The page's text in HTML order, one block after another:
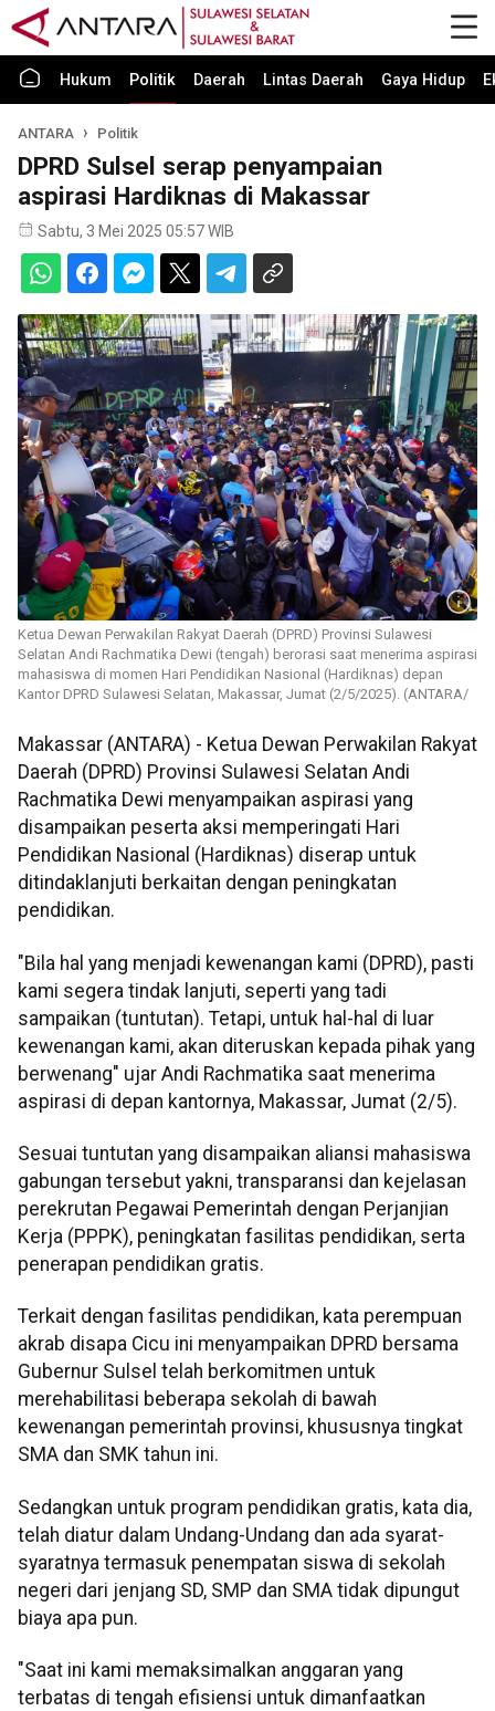
Hukum Politik Daerah Lintas Daerah Gaya Hidup
ANTARA Politik
DPRD Sulsel serap penyampaian
aspirasi Hardiknas di Makassar
Sabtu, 3 Mei 2025 05:57 WIB
Ketua Dewan Perwakilan Rakyat Daerah (DPRD) Provinsi Sulawesi
Selatan Andi Rachmatika Dewi (tengah) berorasi saat menerima aspirasi
mahasiswa di momen Hari Pendidikan Nasional (Hardiknas) depan
Kantor DPRD Sulawesi Selatan, Makassar, Jumat (2/5/2025). (ANTARA/
Makassar (ANTARA) - Ketua Dewan Perwakilan Rakyat
Daerah (DPRD) Provinsi Sulawesi Selatan Andi
Rachmatika Dewi menyampaikan aspirasi yang
disampaikan peserta aksi memperingati Hari
Pendidikan Nasional (Hardiknas) diserap untuk
ditindaklanjuti berkaitan dengan peningkatan
pendidikan.
"Bila hal yang menjadi kewenangan kami (DPRD), pasti
kami segera tindak lanjuti, seperti yang tadi
sampaikan (tuntutan). Tetapi, untuk hal-hal di luar
kewenangan kami, akan diteruskan kepada pihak yang
berwenang" ujar Andi Rachmatika saat menerima
aspirasi di depan kantornya, Makassar, Jumat (2/5).
Sesuai tuntutan yang disampaikan aliansi mahasiswa
gabungan tersebut yakni, transparansi dan kejelasan
perekrutan Pegawai Pemerintah dengan Perjanjian
Kerja (PPPK), peningkatan fasilitas pendidikan, serta
penerapan pendidikan gratis.
Terkait dengan fasilitas pendidikan, kata perempuan
akrab disapa Cicu ini menyampaikan DPRD bersama
Gubernur Sulsel telah berkomitmen untuk
merehabilitasi beberapa sekolah di bawah
kewenangan pemerintah provinsi, khususnya tingkat
SMA dan SMK tahun ini.
Sedangkan untuk program pendidikan gratis, kata dia,
telah diatur dalam Undang-Undang dan ada syarat-
syaratnya termasuk penempatan siswa di sekolah
negeri dari jenjang SD, SMP dan SMA tidak dipungut
biaya apa pun.
"Saat ini kami memaksimalkan anggaran yang
terbatas di tengah efisiensi untuk dimanfaatkan